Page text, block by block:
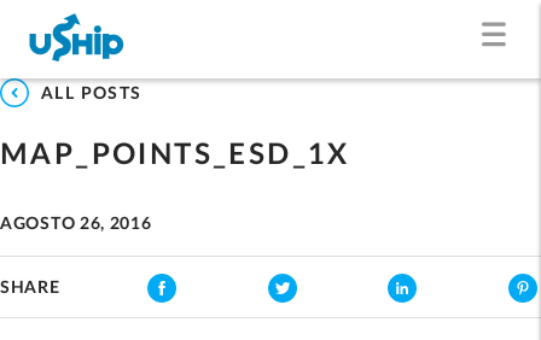
ALL POSTS
MAP_POINTS_ESD_1X
AGOSTO 26, 2016
SHARE